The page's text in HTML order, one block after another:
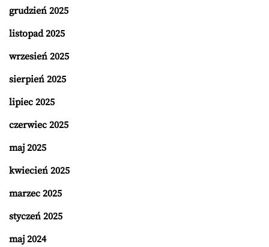
grudzień 2025
listopad 2025
wrzesień 2025
sierpień 2025
lipiec 2025
czerwiec 2025
maj 2025
kwiecień 2025
marzec 2025
styczeń 2025
maj 2024